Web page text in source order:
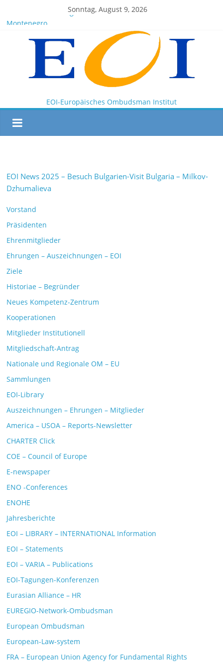
Sonntag, August 9, 2026
EOI-BOARD Meeting 04-2025
Montenegro
EOI – General ASSEMBLY 2025 10 28
President Milkov participated in the Doha Conference on
Artificial Intelligence and Human Rights
EOI-Europäisches Ombudsman Institut
EOI News 2025 – Besuch Bulgarien-Visit Bulgaria – Milkov-
Dzhumalieva
Vorstand
Präsidenten
Ehrenmitglieder
Ehrungen – Auszeichnungen – EOI
Ziele
Historiae – Begründer
Neues Kompetenz-Zentrum
Kooperationen
Mitglieder Institutionell
Mitgliedschaft-Antrag
Nationale und Regionale OM – EU
Sammlungen
EOI-Library
Auszeichnungen – Ehrungen – Mitglieder
America – USOA – Reports-Newsletter
CHARTER Click
COE – Council of Europe
E-newspaper
ENO -Conferences
ENOHE
Jahresberichte
EOI – LIBRARY – INTERNATIONAL Information
EOI – Statements
EOI – VARIA – Publications
EOI-Tagungen-Konferenzen
Eurasian Alliance – HR
EUREGIO-Network-Ombudsman
European Ombudsman
European-Law-system
FRA – European Union Agency for Fundamental Rights